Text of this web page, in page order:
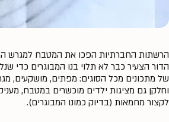
הרשתות החברתיות הפכו את המטבח למגרש
הדור הצעיר כבר לא תלוי בנו המבוגרים כדי
של מתכונים מכל הסוגים: מפתים, מושקעים,
וחלקן גם מציגות ילדים מוכשרים במטבח,
לקצור מחמאות (בדיוק כמונו המבוגרים).